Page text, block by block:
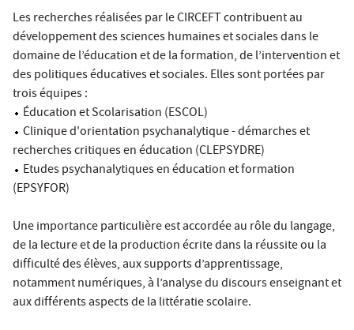
Les recherches réalisées par le CIRCEFT contribuent au
développement des sciences humaines et sociales dans le
domaine de l’éducation et de la formation, de l’intervention et
des politiques éducatives et sociales. Elles sont portées par
trois équipes :
Éducation et Scolarisation (ESCOL)
Clinique d'orientation psychanalytique - démarches et
recherches critiques en éducation (CLEPSYDRE)
Etudes psychanalytiques en éducation et formation
(EPSYFOR)
Une importance particulière est accordée au rôle du langage,
de la lecture et de la production écrite dans la réussite ou la
difficulté des élèves, aux supports d’apprentissage,
notamment numériques, à l’analyse du discours enseignant et
aux différents aspects de la littératie scolaire.